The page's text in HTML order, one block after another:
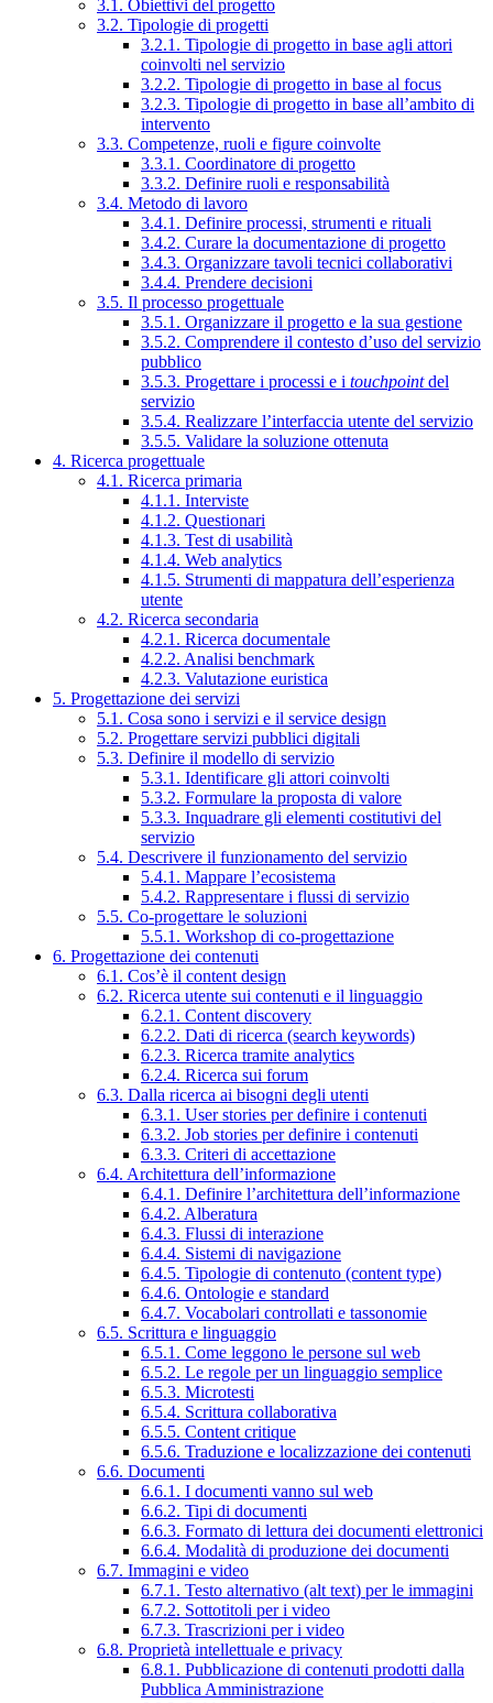
3.1. Obiettivi del progetto
3.2. Tipologie di progetti
3.2.1. Tipologie di progetto in base agli attori
coinvolti nel servizio
3.2.2. Tipologie di progetto in base al focus
3.2.3. Tipologie di progetto in base all’ambito di
intervento
3.3. Competenze, ruoli e figure coinvolte
3.3.1. Coordinatore di progetto
3.3.2. Definire ruoli e responsabilità
3.4. Metodo di lavoro
3.4.1. Definire processi, strumenti e rituali
3.4.2. Curare la documentazione di progetto
3.4.3. Organizzare tavoli tecnici collaborativi
3.4.4. Prendere decisioni
3.5. Il processo progettuale
3.5.1. Organizzare il progetto e la sua gestione
3.5.2. Comprendere il contesto d’uso del servizio
pubblico
3.5.3. Progettare i processi e i touchpointdel
servizio
3.5.4. Realizzare l’interfaccia utente del servizio
3.5.5. Validare la soluzione ottenuta
4. Ricerca progettuale
4.1. Ricerca primaria
4.1.1. Interviste
4.1.2. Questionari
4.1.3. Test di usabilità
4.1.4. Web analytics
4.1.5. Strumenti di mappatura dell’esperienza
utente
4.2. Ricerca secondaria
4.2.1. Ricerca documentale
4.2.2. Analisi benchmark
4.2.3. Valutazione euristica
5. Progettazione dei servizi
5.1. Cosa sono i servizi e il service design
5.2. Progettare servizi pubblici digitali
5.3. Definire il modello di servizio
5.3.1. Identificare gli attori coinvolti
5.3.2. Formulare la proposta di valore
5.3.3. Inquadrare gli elementi costitutivi del
servizio
5.4. Descrivere il funzionamento del servizio
5.4.1. Mappare l’ecosistema
5.4.2. Rappresentare i flussi di servizio
5.5. Co-progettare le soluzioni
5.5.1. Workshop di co-progettazione
6. Progettazione dei contenuti
6.1. Cos’è il content design
6.2. Ricerca utente sui contenuti e il linguaggio
6.2.1. Content discovery
6.2.2. Dati di ricerca (search keywords)
6.2.3. Ricerca tramite analytics
6.2.4. Ricerca sui forum
6.3. Dalla ricerca ai bisogni degli utenti
6.3.1. User stories per definire i contenuti
6.3.2. Job stories per definire i contenuti
6.3.3. Criteri di accettazione
6.4. Architettura dell’informazione
6.4.1. Definire l’architettura dell’informazione
6.4.2. Alberatura
6.4.3. Flussi di interazione
6.4.4. Sistemi di navigazione
6.4.5. Tipologie di contenuto (content type)
6.4.6. Ontologie e standard
6.4.7. Vocabolari controllati e tassonomie
6.5. Scrittura e linguaggio
6.5.1. Come leggono le persone sul web
6.5.2. Le regole per un linguaggio semplice
6.5.3. Microtesti
6.5.4. Scrittura collaborativa
6.5.5. Content critique
6.5.6. Traduzione e localizzazione dei contenuti
6.6. Documenti
6.6.1. I documenti vanno sul web
6.6.2. Tipi di documenti
6.6.3. Formato di lettura dei documenti elettronici
6.6.4. Modalità di produzione dei documenti
6.7. Immagini e video
6.7.1. Testo alternativo (alt text) per le immagini
6.7.2. Sottotitoli per i video
6.7.3. Trascrizioni per i video
6.8. Proprietà intellettuale e privacy
6.8.1. Pubblicazione di contenuti prodotti dalla
Pubblica Amministrazione